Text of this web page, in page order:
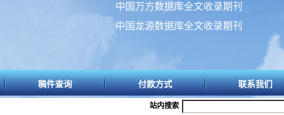
中国万方数据库全文收录期刊
中国龙源数据库全文收录期刊
稿件查询 付款方式 联系我们
站内搜索